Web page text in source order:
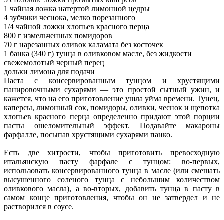
1 чайная ложка натертой лимонной цедры
4 зубчики чеснока, мелко порезанного
1/4 чайной ложки хлопьев красного перца
800 г измельченных помидоров
70 г нарезанных оливок каламата без косточек
1 банка (340 г) тунца в оливковом масле, без жидкости
свежемолотый черный перец
дольки лимона для подачи
Паста с консервированным тунцом и хрустящими
панировочными сухарями — это простой сытный ужин, и
кажется, что на его приготовление ушла уйма времени. Тунец,
каперсы, лимонный сок, помидоры, оливки, чеснок и щепотка
хлопьев красного перца определенно придают этой порции
пасты ошеломительный эффект. Подавайте макароны
фарфалле, посыпав хрустящими сухарями панко.
Есть две хитрости, чтобы приготовить превосходную
итальянскую пасту фарфале с тунцом: во-первых,
использовать консервированного тунца в масле (или смешать
высушенного соленого тунца с небольшим количеством
оливкового масла), а во-вторых, добавить тунца в пасту в
самом конце приготовления, чтобы он не затвердел и не
растворился в соусе.